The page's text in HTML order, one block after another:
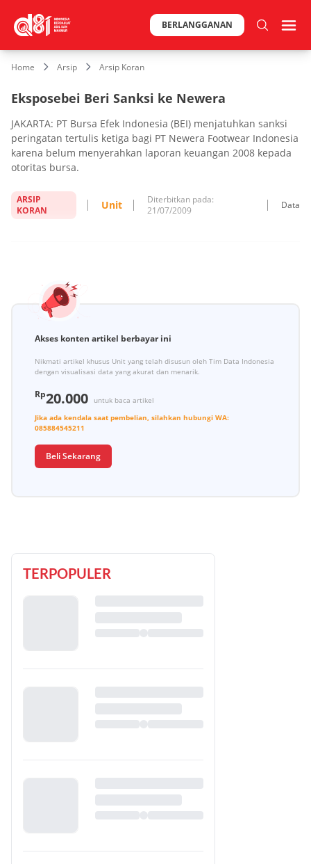
BERLANGGANAN
Home Arsip Arsip Koran
Eksposebei Beri Sanksi ke Newera
JAKARTA: PT Bursa Efek Indonesia (BEI) menjatuhkan sanksi
peringatan tertulis ketiga bagi PT Newera Footwear Indonesia
karena belum menyerahkan laporan keuangan 2008 kepada
otoritas bursa.
ARSIP
KORAN
Unit
Diterbitkan pada:
21/07/2009
Data
Akses konten artikel berbayar ini
Nikmati artikel khusus Unit yang telah disusun oleh Tim Data Indonesia
dengan visualisasi data yang akurat dan menarik.
Rp20.000
untuk baca artikel
Jika ada kendala saat pembelian, silahkan hubungi WA:
085884545211
Beli Sekarang
TERPOPULER